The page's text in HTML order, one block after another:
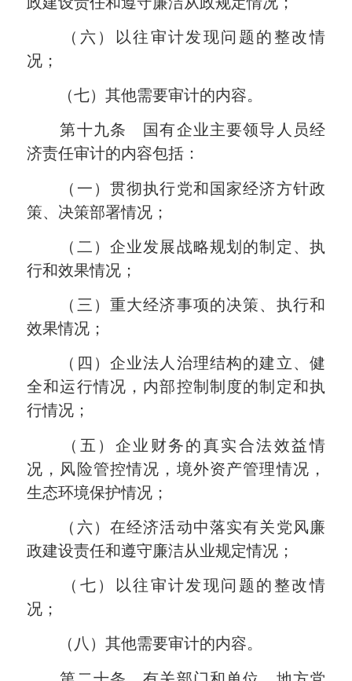
（六）以往审计发现问题的整改情
况；
（七）其他需要审计的内容。
第十九条 国有企业主要领导人员经
济责任审计的内容包括：
（一）贯彻执行党和国家经济方针政
策、决策部署情况；
（二）企业发展战略规划的制定、执
行和效果情况；
（三）重大经济事项的决策、执行和
效果情况；
（四）企业法人治理结构的建立、健
全和运行情况，内部控制制度的制定和执
行情况；
（五）企业财务的真实合法效益情
况，风险管控情况，境外资产管理情况，
生态环境保护情况；
（六）在经济活动中落实有关党风廉
政建设责任和遵守廉洁从业规定情况；
（七）以往审计发现问题的整改情
况；
（八）其他需要审计的内容。